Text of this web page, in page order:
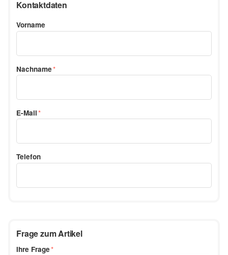
Kontaktdaten
Vorname
Nachname
E-Mail
Telefon
Frage zum Artikel
Ihre Frage